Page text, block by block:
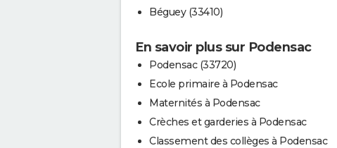
Béguey (33410)
En savoir plus sur Podensac
Podensac (33720)
Ecole primaire à Podensac
Maternités à Podensac
Crèches et garderies à Podensac
Classement des collèges à Podensac